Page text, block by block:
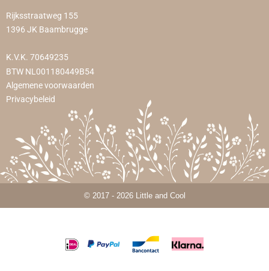
Rijksstraatweg 155
1396 JK Baambrugge
K.V.K. 70649235
BTW NL001180449B54
Algemene voorwaarden
Privacybeleid
© 2017 - 2026 Little and Cool